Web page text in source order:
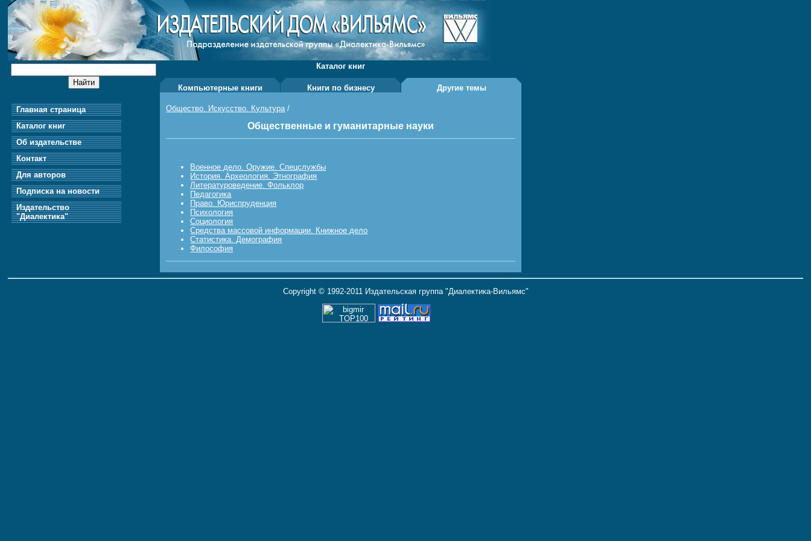
Главная страница
Каталог книг
Об издательстве
Контакт
Для авторов
Подписка на новости
Издательство
"Диалектика"
Каталог книг
Компьютерные книги Книги по бизнесу Другие темы
Общество. Искусство. Культура/
Общественные и гуманитарные науки
Военное дело. Оружие. Спецслужбы
История. Археология. Этнография
Литературоведение. Фольклор
Педагогика
Право. Юриспруденция
Психология
Социология
Средства массовой информации. Книжное дело
Статистика. Демография
Философия
Copyright © 1992-2011 Издательская группа "Диалектика-Вильямс"